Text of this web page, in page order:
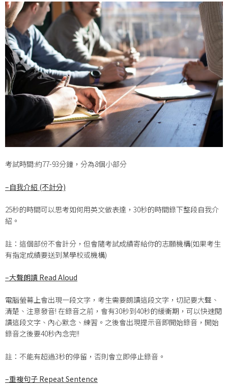
考試時間:約77-93分鐘，分為8個小部分
–自我介紹 (不計分)
25秒的時間可以思考如何用英文做表達，30秒的時間錄下整段自我介
紹。
註：這個部份不會計分，但會隨考試成績寄給你的志願機構(如果考生
有指定成績要送到某學校或機構)
–大聲朗讀 Read Aloud
電腦螢幕上會出現一段文字，考生需要朗讀這段文字，切記要大聲、
清楚、注意發音! 在錄音之前，會有30秒到40秒的緩衝期，可以快速閱
讀這段文字、內心默念、練習。之後會出現提示音即開始錄音，開始
錄音之後要40秒內念完!!
註：不能有超過3秒的停留，否則會立即停止錄音。
–重複句子 Repeat Sentence